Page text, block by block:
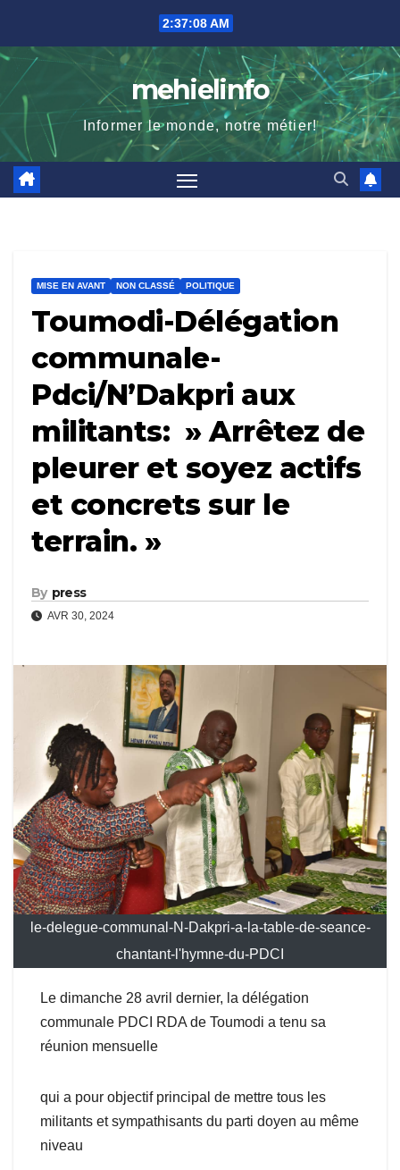
content
2:37:09 AM
mehielinfo
Informer le monde, notre métier!
MISE EN AVANT NON CLASSÉ POLITIQUE
Toumodi-Délégation
communale-
Pdci/N’Dakpri aux
militants: » Arrêtez de
pleurer et soyez actifs
et concrets sur le
terrain. »
By press
AVR 30, 2024
le-delegue-communal-N-Dakpri-a-la-table-de-seance-
chantant-l'hymne-du-PDCI
Le dimanche 28 avril dernier, la délégation
communale PDCI RDA de Toumodi a tenu sa
réunion mensuelle
qui a pour objectif principal de mettre tous les
militants et sympathisants du parti doyen au même
niveau